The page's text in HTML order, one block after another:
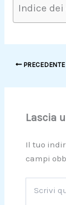
Indice
PRECEDENTE
Lascia
Il tuo
campi
qui..